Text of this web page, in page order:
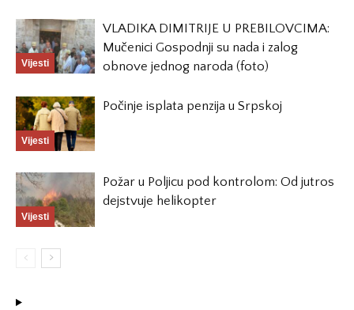
Vijesti
VLADIKA DIMITRIJE U PREBILOVCIMA:
Mučenici Gospodnji su nada i zalog
obnove jednog naroda (foto)
Vijesti
Počinje isplata penzija u Srpskoj
Vijesti
Požar u Poljicu pod kontrolom: Od jutros
dejstvuje helikopter